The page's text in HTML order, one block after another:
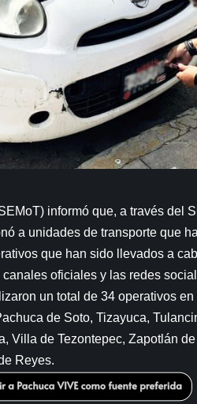
informó que, a través del
a unidades de transporte que
que han sido llevados a
oficiales y las redes
un total de 34 operativos
de Soto, Tizayuca,
Villa de Tezontepec, Zapotlán
Reyes.